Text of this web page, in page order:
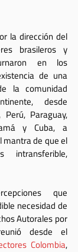
la dirección del
brasileros y
en los
de una
la comunidad
desde
Perú, Paraguay,
y Cuba, a
mantra de que el
que
necesidad de
Autorales por
desde el
Colombia